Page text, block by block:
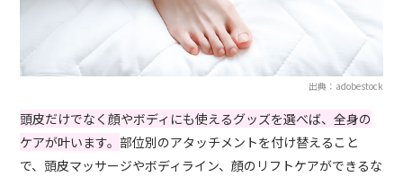
出典：adobestock
頭皮だけでなく顔やボディにも使えるグッズを選べば、全身の
ケアが叶います。部位別のアタッチメントを付け替えること
で、頭皮マッサージやボディライン、顔のリフトケアができるな